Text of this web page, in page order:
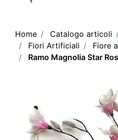
Home Catalogo articoli
Fiori Artificiali
Fiore
Ramo Magnolia Star